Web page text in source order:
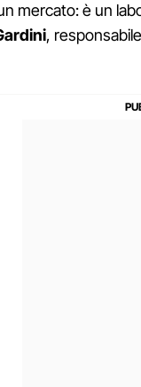
mercato: è un
,